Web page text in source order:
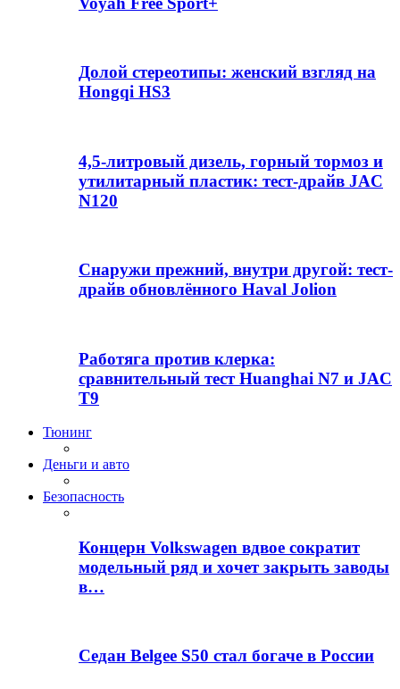
Долой стереотипы: женский взгляд на
Hongqi HS3
4,5-литровый дизель, горный тормоз и
утилитарный пластик: тест-драйв JAC
N120
Снаружи прежний, внутри другой: тест-
драйв обновлённого Haval Jolion
Работяга против клерка:
сравнительный тест Huanghai N7 и JAC
T9
Тюнинг
Деньги и авто
Безопасность
Концерн Volkswagen вдвое сократит
модельный ряд и хочет закрыть заводы
в…
Седан Belgee S50 стал богаче в России